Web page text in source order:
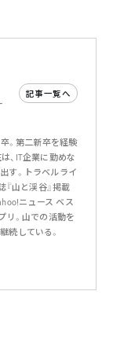
記事一覧へ
。第二新卒を経験
、IT企業に勤めな
す。トラベルライ
山と渓谷』掲載
ニュース ベス
リ。山での活動を
続している。